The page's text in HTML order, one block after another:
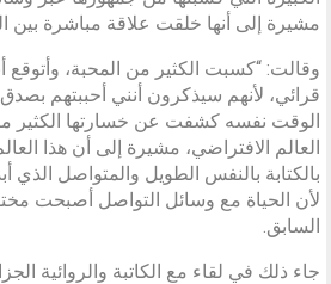
مشيرة إلى أنها خلقت علاقة مباشرة بين
وقالت: “كسبت الكثير من المحبة،
قرائي، لأنهم سيذكرون أنني أحببتهم
الوقت نفسه كشفت عن خسارتها الكثير
العالم الافتراضي، مشيرة إلى أن هذا
بالكتابة بالنفس الطويل والمتواصل الذي
لأن الحياة مع وسائل التواصل أصبحت
السابق.
جاء ذلك في لقاء مع الكاتبة والروائية